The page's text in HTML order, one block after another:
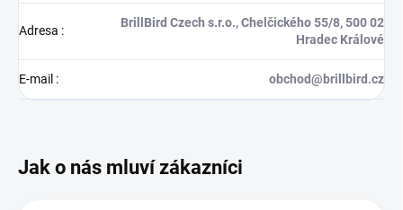
Adresa :
BrillBird Czech s.r.o., Chelčického 55/8, 500 02
Hradec Králové
E-mail : obchod@brillbird.cz